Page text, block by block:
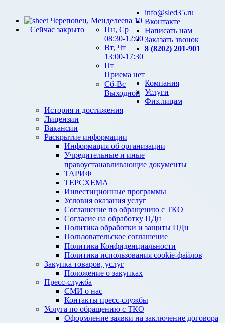
Череповец, Менделеева 10
Сейчас закрыто
Пн, Ср
08:30-12:00
Вт, Чт
13:00-17:30
Пт
Приема нет
Сб-Вс
Выходной
info@sled35.ru
Вконтакте
Написать нам
Заказать звонок
8 (8202) 201-901
Компания
История и достижения
Лицензии
Вакансии
Раскрытие информации
Информация об организации
Учредительные и иные
правоустанавливающие документы
ТАРИФ
ТЕРСХЕМА
Инвестиционные программы
Условия оказания услуг
Соглашение по обращению с ТКО
Согласие на обработку ПДн
Политика обработки и защиты ПДн
Пользовательское соглашение
Политика Конфиденциальности
Политика использования cookie-файлов
Закупка товаров, услуг
Положение о закупках
Пресс-служба
СМИ о нас
Контакты пресс-службы
Услуги
Услуга по обращению с ТКО
Оформление заявки на заключение договора
Физ.лицам